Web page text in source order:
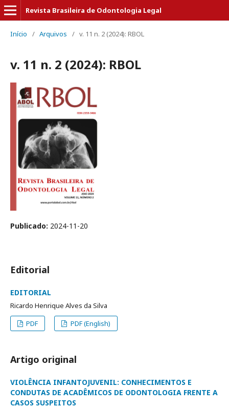
Revista Brasileira de Odontologia Legal
Início / Arquivos / v. 11 n. 2 (2024): RBOL
v. 11 n. 2 (2024): RBOL
Publicado: 2024-11-20
Editorial
EDITORIAL
Ricardo Henrique Alves da Silva
PDF
PDF (English)
Artigo original
VIOLÊNCIA INFANTOJUVENIL: CONHECIMENTOS E
CONDUTAS DE ACADÊMICOS DE ODONTOLOGIA FRENTE A
CASOS SUSPEITOS